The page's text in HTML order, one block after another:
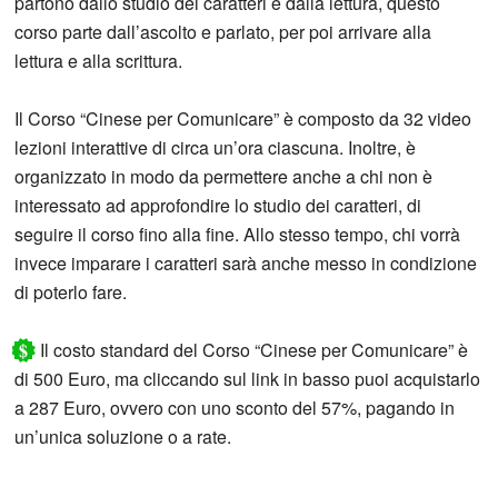
corso parte dall’ascolto e parlato, per poi arrivare alla
lettura e alla scrittura.
Il Corso “Cinese per Comunicare” è composto da 32 video
lezioni interattive di circa un’ora ciascuna. Inoltre, è
organizzato in modo da permettere anche a chi non è
interessato ad approfondire lo studio dei caratteri, di
seguire il corso fino alla fine. Allo stesso tempo, chi vorrà
invece imparare i caratteri sarà anche messo in condizione
di poterlo fare.
$ Il costo standard del Corso “Cinese per Comunicare” è
di 500 Euro, ma cliccando sul link in basso puoi acquistarlo
a 287 Euro, ovvero con uno sconto del 57%, pagando in
un’unica soluzione o a rate.